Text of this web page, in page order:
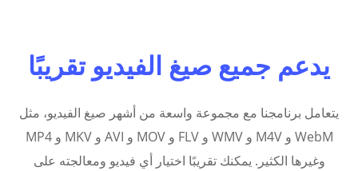
يدعم جميع صيغ الفيديو تقريبًا
يتعامل برنامجنا مع مجموعة واسعة من أشهر صيغ الفيديو، مثل
MP4 و MKV و AVI و MOV و FLV و WMV و M4V و WebM
وغيرها الكثير. يمكنك تقريبًا اختيار أي فيديو ومعالجته على